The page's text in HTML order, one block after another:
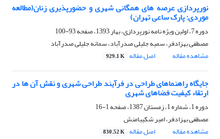
نورپردازی عرصه های همگانی شهری و حضورپذیری زنان(مطالعه
موردی: پارک ساعی تهران)
دوره 7، اولین ویژه نامه نورپردازی، بهار 1393، صفحه
93-100
مصطفی بهزادفر، سمیه جلیلی صدرآباد، سمانه جلیلی صدرآباد
مشاهده مقاله
اصل مقاله 929.1 K
جایگاه راهنماهای طراحی در فرآیند طراحی شهری و نقش آن ها در
ارتقاء کیفیت فضاهای شهری
دوره 1، شماره 1، زمستان 1387، صفحه
1-16
مصطفی بهزادفر، امیر شکیبامنش
مشاهده مقاله
اصل مقاله 830.52 K